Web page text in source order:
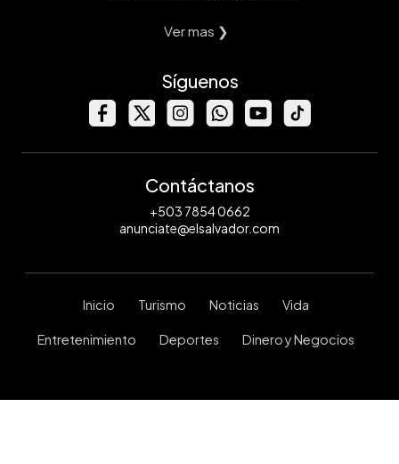
Ver mas ❯
Síguenos
Contáctanos
+503 7854 0662
anunciate@elsalvador.com
Inicio Turismo Noticias Vida
Entretenimiento Deportes Dinero y Negocios